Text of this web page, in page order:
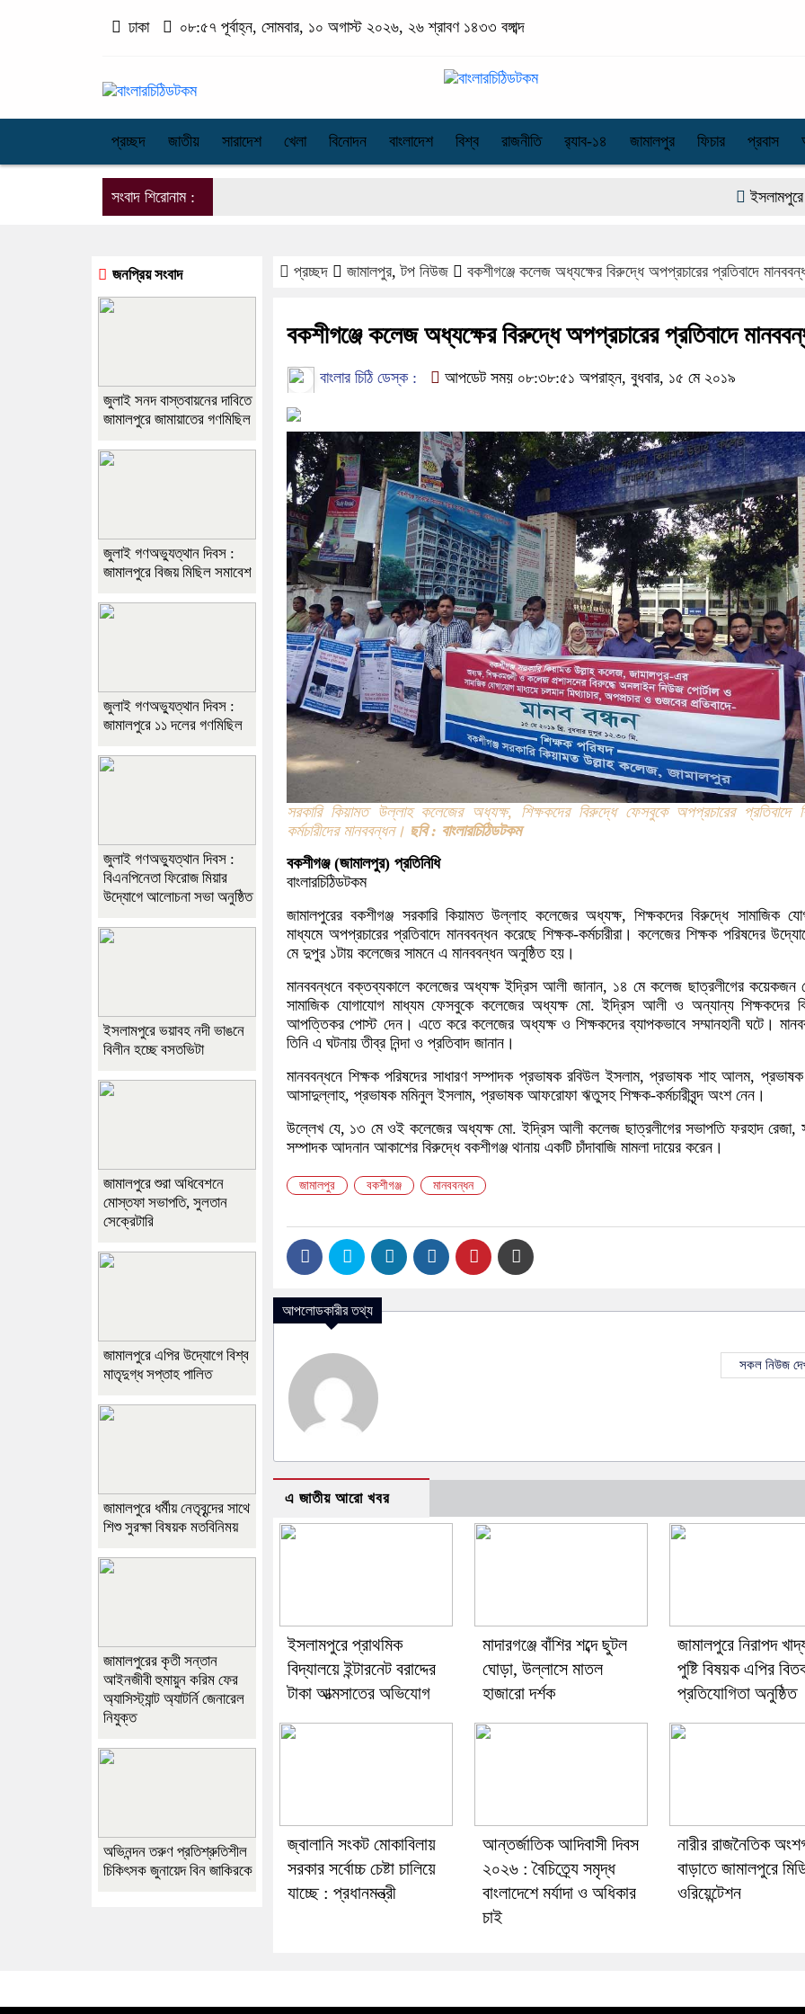
ঢাকা ০৮:৫৭ পূর্বাহ্ন, সোমবার, ১০ অগাস্ট ২০২৬, ২৬ শ্রাবণ ১৪৩৩ বঙ্গাব্দ
প্রচ্ছদ জাতীয় সারাদেশ খেলা বিনোদন বাংলাদেশ বিশ্ব রাজনীতি র‌্যাব-১৪ জামালপুর ফিচার প্রবাস
সংবাদ শিরোনাম : ইসলামপুরে
প্রচ্ছদ জামালপুর,টপ নিউজ বকশীগঞ্জে কলেজ অধ্যক্ষের বিরুদ্ধে অপপ্রচারের প্রতিবাদে
বকশীগঞ্জে কলেজ অধ্যক্ষের বিরুদ্ধে অপপ্রচারের প্রতিবাদে
বাংলার চিঠি ডেস্ক : আপডেট সময় ০৮:৩৮:৫১ অপরাহ্ন, বুধবার, ১৫ মে ২০১৯
সরকারি কিয়ামত উল্লাহ কলেজের অধ্যক্ষ, শিক্ষকদের বিরুদ্ধে ফেসবুকে অপপ্রচারের প্রতিবাদে
কর্মচারীদের মানববন্ধন। ছবি : বাংলারচিঠিডটকম
বকশীগঞ্জ (জামালপুর) প্রতিনিধি
বাংলারচিঠিডটকম
জামালপুরের বকশীগঞ্জ সরকারি কিয়ামত উল্লাহ কলেজের অধ্যক্ষ, শিক্ষকদের বিরুদ্ধে সামাজিক
মাধ্যমে অপপ্রচারের প্রতিবাদে মানববন্ধন করেছে শিক্ষক-কর্মচারীরা। কলেজের শিক্ষক পরিষদের
মে দুপুর ১টায় কলেজের সামনে এ মানববন্ধন অনুষ্ঠিত হয়।
মানববন্ধনে বক্তব্যকালে কলেজের অধ্যক্ষ ইদ্রিস আলী জানান, ১৪ মে কলেজ ছাত্রলীগের কয়েকজন
সামাজিক যোগাযোগ মাধ্যম ফেসবুকে কলেজের অধ্যক্ষ মো. ইদ্রিস আলী ও অন্যান্য শিক্ষকদের
আপত্তিকর পোস্ট দেন। এতে করে কলেজের অধ্যক্ষ ও শিক্ষকদের ব্যাপকভাবে সম্মানহানী ঘটে।
তিনি এ ঘটনায় তীব্র নিন্দা ও প্রতিবাদ জানান।
মানববন্ধনে শিক্ষক পরিষদের সাধারণ সম্পাদক প্রভাষক রবিউল ইসলাম, প্রভাষক শাহ আলম,
আসাদুল্লাহ, প্রভাষক মমিনুল ইসলাম, প্রভাষক আফরোফা ঋতুসহ শিক্ষক-কর্মচারীবৃন্দ অংশ নেন।
উল্লেখ যে, ১৩ মে ওই কলেজের অধ্যক্ষ মো. ইদ্রিস আলী কলেজ ছাত্রলীগের সভাপতি ফরহাদ রেজা,
সম্পাদক আদনান আকাশের বিরুদ্ধে বকশীগঞ্জ থানায় একটি চাঁদাবাজি মামলা দায়ের করেন।
জামালপুর বকশীগঞ্জ মানববন্ধন
আপলোডকারীর তথ্য
সকল নিউজ
এ জাতীয় আরো খবর
ইসলামপুরে প্রাথমিক
বিদ্যালয়ে ইন্টারনেট বরাদ্দের
টাকা আত্মসাতের অভিযোগ
মাদারগঞ্জে বাঁশির শব্দে ছুটল
ঘোড়া, উল্লাসে মাতল
হাজারো দর্শক
জামালপুরে নিরাপদ
পুষ্টি বিষয়ক এপির
প্রতিযোগিতা অনুষ্ঠিত
জ্বালানি সংকট মোকাবিলায়
সরকার সর্বোচ্চ চেষ্টা চালিয়ে
যাচ্ছে : প্রধানমন্ত্রী
আন্তর্জাতিক আদিবাসী দিবস
২০২৬ : বৈচিত্র্যে সমৃদ্ধ
বাংলাদেশে মর্যাদা ও অধিকার
চাই
নারীর রাজনৈতিক
বাড়াতে জামালপুরে
ওরিয়েন্টেশন
জনপ্রিয় সংবাদ
জুলাই সনদ বাস্তবায়নের দাবিতে
জামালপুরে জামায়াতের গণমিছিল
জুলাই গণঅভ্যুত্থান দিবস :
জামালপুরে বিজয় মিছিল সমাবেশ
জুলাই গণঅভ্যুত্থান দিবস :
জামালপুরে ১১ দলের গণমিছিল
জুলাই গণঅভ্যুত্থান দিবস :
বিএনপিনেতা ফিরোজ মিয়ার
উদ্যোগে আলোচনা সভা অনুষ্ঠিত
ইসলামপুরে ভয়াবহ নদী ভাঙনে
বিলীন হচ্ছে বসতভিটা
জামালপুরে শুরা অধিবেশনে
মোস্তফা সভাপতি, সুলতান
সেক্রেটারি
জামালপুরে এপির উদ্যোগে বিশ্ব
মাতৃদুগ্ধ সপ্তাহ পালিত
জামালপুরে ধর্মীয় নেতৃবৃন্দের সাথে
শিশু সুরক্ষা বিষয়ক মতবিনিময়
জামালপুরের কৃতী সন্তান
আইনজীবী হুমায়ুন করিম ফের
অ্যাসিস্ট্যান্ট অ্যাটর্নি জেনারেল
নিযুক্ত
অভিনন্দন তরুণ প্রতিশ্রুতিশীল
চিকিৎসক জুনায়েদ বিন জাকিরকে